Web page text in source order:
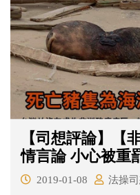
【司想評論】【
情言論 小心被重
2019-01-08
法操